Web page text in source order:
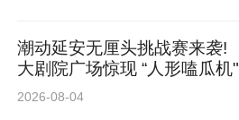
潮动延安无厘头挑战赛来袭!
大剧院广场惊现 “人形嗑瓜机"
2026-08-04